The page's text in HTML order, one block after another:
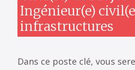
Ingénieur(e)
infrastructures
Dans ce poste clé, vous